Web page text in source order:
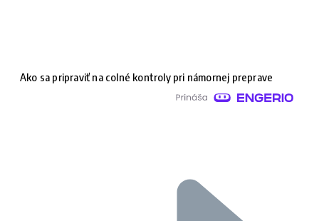
Ako sa pripraviť na colné kontroly pri námornej preprave